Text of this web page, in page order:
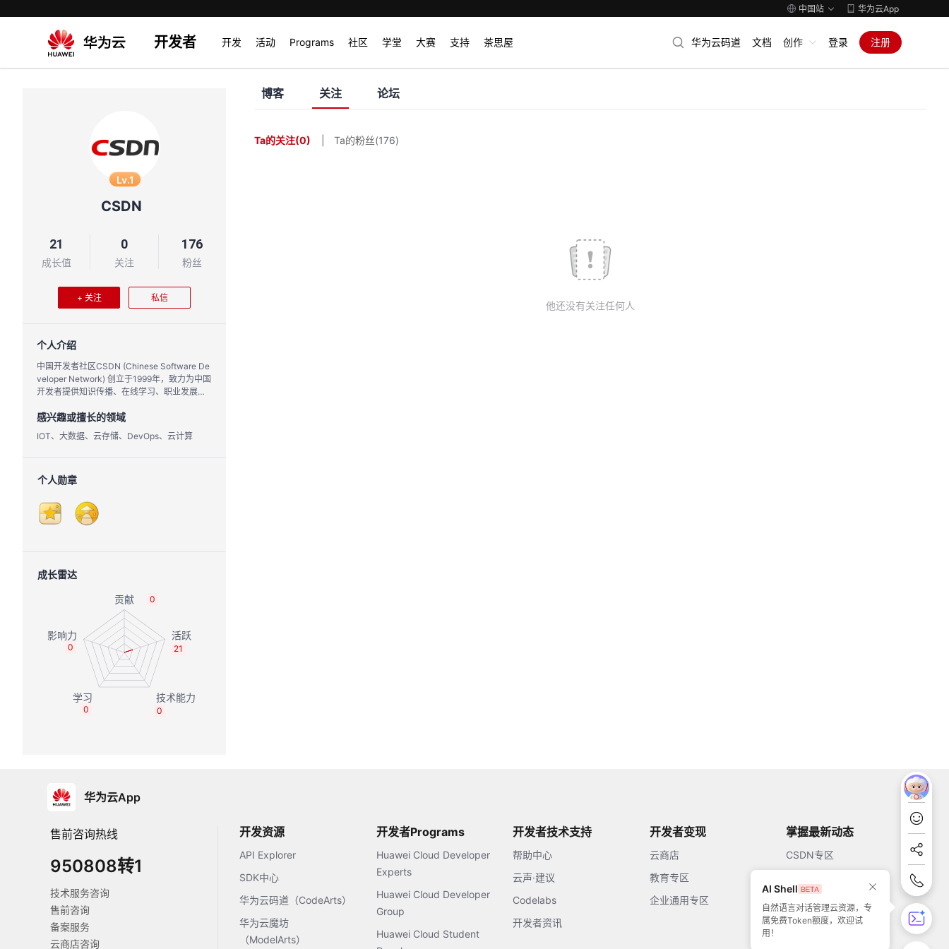
中国站 华为云App
开发者 开发 活动 Programs 社区 学堂 大赛 支持 茶思屋 华为云码道 文档 创作 登录 注册
Lv.1
CSDN
21
成长值
0
关注
176
粉丝
+ 关注 私信
个人介绍
中国开发者社区CSDN (Chinese Software De
veloper Network) 创立于1999年，致力为中国
开发者提供知识传播、在线学习、职业发展等
感兴趣或擅长的领域
IOT、大数据、云存储、DevOps、云计算
个人勋章
成长雷达
0
21
0
0
0
博客 关注 论坛
Ta的关注(0) Ta的粉丝(176)
他还没有关注任何人
华为云App
售前咨询热线
950808转1
技术服务咨询
售前咨询
备案服务
云商店咨询
开发资源
API Explorer
SDK中心
华为云码道（CodeArts）
华为云魔坊
（ModelArts）
开发者Programs
Huawei Cloud Developer
Experts
Huawei Cloud Developer
Group
Huawei Cloud Student
开发者技术支持
帮助中心
云声·建议
Codelabs
开发者资讯
开发者变现
云商店
教育专区
企业通用专区
掌握最新动态
CSDN专区
51CTO
AI Shell
自然语言对话管理云资源，专
属免费Token额度，欢迎试
用！